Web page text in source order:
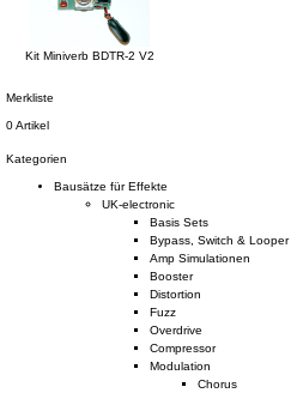
Kit Miniverb BDTR-2 V2
Merkliste
0 Artikel
Kategorien
Bausätze für Effekte
UK-electronic
Basis Sets
Bypass, Switch & Looper
Amp Simulationen
Booster
Distortion
Fuzz
Overdrive
Compressor
Modulation
Chorus